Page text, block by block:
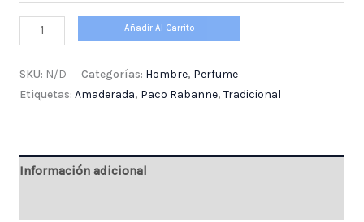
Añadir Al Carrito
SKU: N/D Categorías: Hombre, Perfume
Etiquetas: Amaderada, Paco Rabanne, Tradicional
Información adicional